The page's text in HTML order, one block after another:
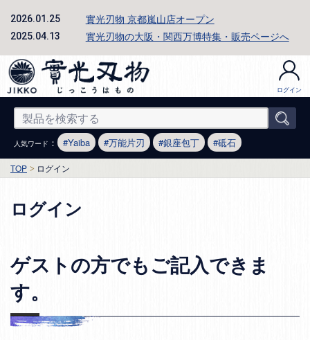
2026.01.25 實光刃物 京都嵐山店オープン
2025.04.13 實光刃物の大阪・関西万博特集・販売ページへ
ログイン
人気ワード ： Yaiba 万能片刃 銀座包丁 砥石
TOP ログイン
ログイン
ゲストの方でもご記入できま
す。